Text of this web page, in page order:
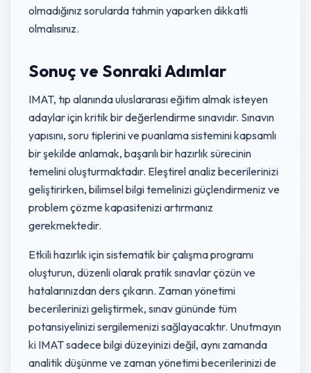
olmadığınız sorularda tahmin yaparken dikkatli
olmalısınız.
Sonuç ve Sonraki Adımlar
IMAT, tıp alanında uluslararası eğitim almak isteyen
adaylar için kritik bir değerlendirme sınavıdır. Sınavın
yapısını, soru tiplerini ve puanlama sistemini kapsamlı
bir şekilde anlamak, başarılı bir hazırlık sürecinin
temelini oluşturmaktadır. Eleştirel analiz becerilerinizi
geliştirirken, bilimsel bilgi temelinizi güçlendirmeniz ve
problem çözme kapasitenizi artırmanız
gerekmektedir.
Etkili hazırlık için sistematik bir çalışma programı
oluşturun, düzenli olarak pratik sınavlar çözün ve
hatalarınızdan ders çıkarın. Zaman yönetimi
becerilerinizi geliştirmek, sınav gününde tüm
potansiyelinizi sergilemenizi sağlayacaktır. Unutmayın
ki IMAT sadece bilgi düzeyinizi değil, aynı zamanda
analitik düşünme ve zaman yönetimi becerilerinizi de